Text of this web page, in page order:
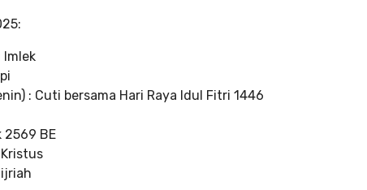
Imlek
: Cuti bersama Hari Raya Idul Fitri 1446
2569 BE